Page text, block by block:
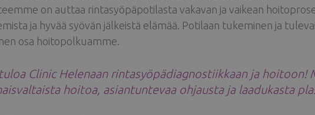
on auttaa rintasyöpäpotilasta vakavan ja vaikean
ja hyvää syövän jälkeistä elämää. Potilaan tukeminen ja
osa hoitopolkuamme.
Clinic Helenaan rintasyöpädiagnostiikkaan ja hoitoon!
hoitoa, asiantuntevaa ohjausta ja laadukasta